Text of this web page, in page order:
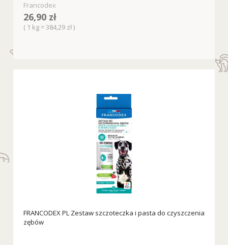
Francodex
26,90 zł
( 1 kg = 384,29 zł )
FRANCODEX PL Zestaw szczoteczka i pasta do czyszczenia
zębów